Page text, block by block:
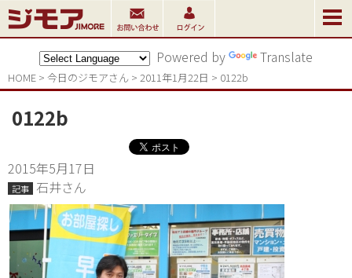
Powered by Translate
HOME > 今日のジモアさん > 2011年1月22日 > 0122b
0122b
2015年5月17日
記事 石井さん